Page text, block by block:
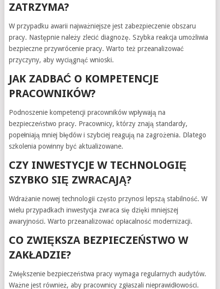
ZATRZYMA?
W przypadku awarii najważniejsze jest zabezpieczenie obszaru
pracy. Następnie należy zlecić diagnozę. Szybka reakcja umożliwia
bezpieczne przywrócenie pracy. Warto też przeanalizować
przyczyny, aby wyciągnąć wnioski.
JAK ZADBAĆ O KOMPETENCJE
PRACOWNIKÓW?
Podnoszenie kompetencji pracowników wpływają na
bezpieczeństwo pracy. Pracownicy, którzy znają standardy,
popełniają mniej błędów i szybciej reagują na zagrożenia. Dlatego
szkolenia powinny być aktualizowane.
CZY INWESTYCJE W TECHNOLOGIĘ
SZYBKO SIĘ ZWRACAJĄ?
Wdrażanie nowej technologii często przynosi lepszą stabilność. W
wielu przypadkach inwestycja zwraca się dzięki mniejszej
awaryjności. Warto przeanalizować opłacalność modernizacji.
CO ZWIĘKSZA BEZPIECZEŃSTWO W
ZAKŁADZIE?
Zwiększenie bezpieczeństwa pracy wymaga regularnych audytów.
Ważne jest również, aby pracownicy zgłaszali nieprawidłowości.